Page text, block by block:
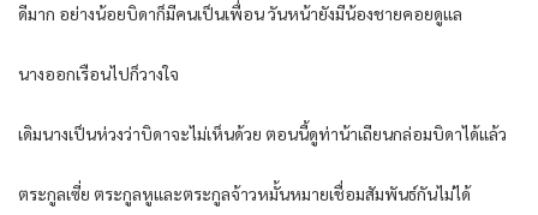
ดีมาก อย่างน้อยบิดาก็มีคนเป็นเพื่อน วันหน้ายังมีน้องชายคอยดูแล
นางออกเรือนไปก็วางใจ
เดิมนางเป็นห่วงว่าบิดาจะไม่เห็นด้วย ตอนนี้ดูท่าน้าเถียนกล่อมบิดาได้แล้ว
ตระกูลเซี่ย ตระกูลหูและตระกูลจ้าวหมั้นหมายเชื่อมสัมพันธ์กันไม่ได้